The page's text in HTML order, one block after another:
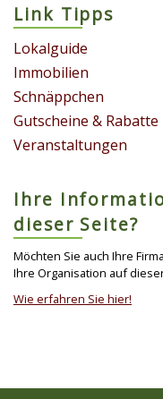
Link Tipps
Lokalguide
Immobilien
Schnäppchen
Gutscheine & Rabatte
Veranstaltungen
Ihre
dieser Seite?
Möchten Sie auch Ihre
Ihre Organisation auf
Wie erfahren Sie hier!